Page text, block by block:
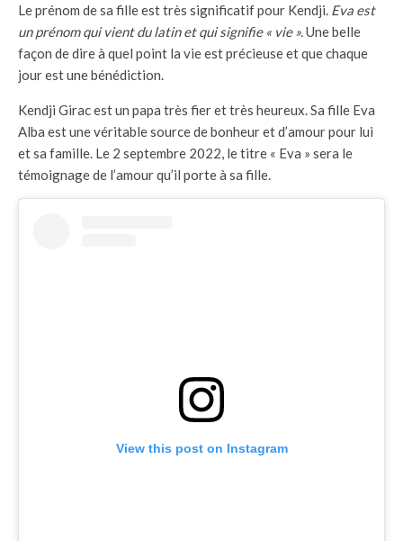
Le prénom de sa fille est très significatif pour Kendji. Eva est
un prénom qui vient du latin et qui signifie « vie ».Une belle
façon de dire à quel point la vie est précieuse et que chaque
jour est une bénédiction.
Kendji Girac est un papa très fier et très heureux. Sa fille Eva
Alba est une véritable source de bonheur et d’amour pour lui
et sa famille. Le 2 septembre 2022, le titre « Eva » sera le
témoignage de l’amour qu’il porte à sa fille.
View this post on Instagram